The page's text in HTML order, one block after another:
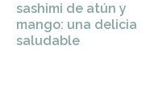
sashimi de atún y
mango: una delicia
saludable